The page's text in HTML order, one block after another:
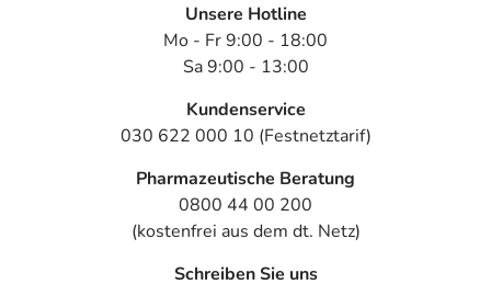
Unsere Hotline
Mo - Fr 9:00 - 18:00
Sa 9:00 - 13:00
Kundenservice
030 622 000 10 (Festnetztarif)
Pharmazeutische Beratung
0800 44 00 200
(kostenfrei aus dem dt. Netz)
Schreiben Sie uns